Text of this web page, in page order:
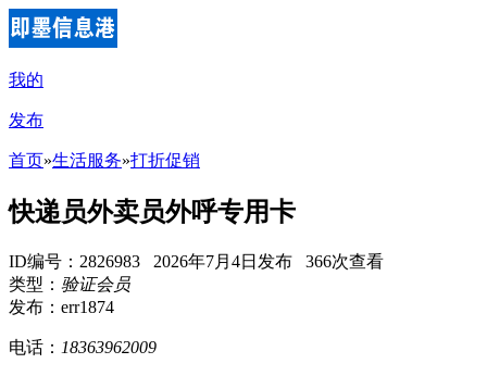
我的
发布
首页»生活服务»打折促销
快递员外卖员外呼专用卡
ID编号：2826983 2026年7月4日发布 366次查看
类型： 验证会员
发布：err1874
电话： 18363962009